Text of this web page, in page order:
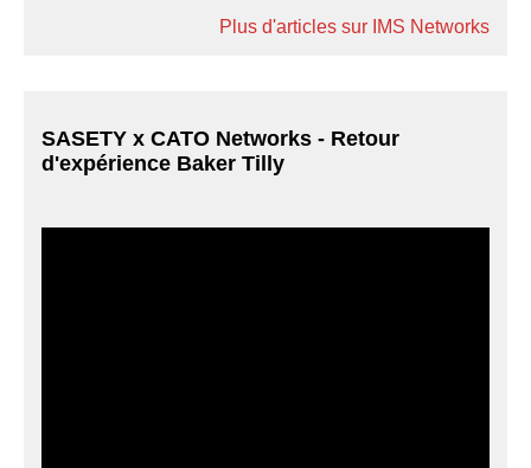
Plus d'articles sur IMS Networks
SASETY x CATO Networks - Retour
d'expérience Baker Tilly